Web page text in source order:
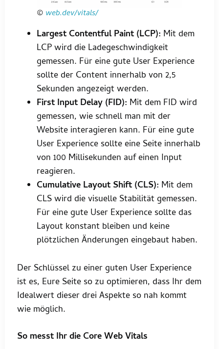
© web.dev/vitals/
Largest Contentful Paint (LCP): Mit dem
LCP wird die Ladegeschwindigkeit
gemessen. Für eine gute User Experience
sollte der Content innerhalb von 2,5
Sekunden angezeigt werden.
First Input Delay (FID): Mit dem FID wird
gemessen, wie schnell man mit der
Website interagieren kann. Für eine gute
User Experience sollte eine Seite innerhalb
von 100 Millisekunden auf einen Input
reagieren.
Cumulative Layout Shift (CLS): Mit dem
CLS wird die visuelle Stabilität gemessen.
Für eine gute User Experience sollte das
Layout konstant bleiben und keine
plötzlichen Änderungen eingebaut haben.
Der Schlüssel zu einer guten User Experience
ist es, Eure Seite so zu optimieren, dass Ihr dem
Idealwert dieser drei Aspekte so nah kommt
wie möglich.
So messt Ihr die Core Web Vitals